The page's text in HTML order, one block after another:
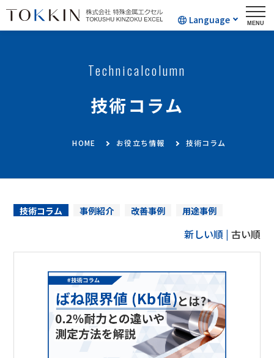
Language
Technicalcolumn
技術コラム
HOME お役立ち情報 技術コラム
技術コラム 事例紹介 改善事例 用途事例
新しい順 | 古い順